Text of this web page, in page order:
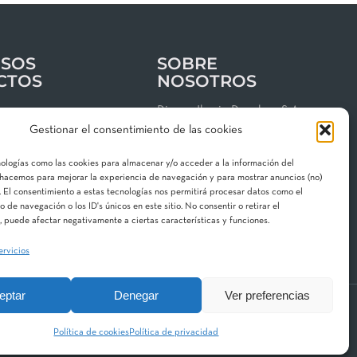
Gestionar el consentimiento de las cookies
como las cookies para almacenar y/o acceder a la información del
para mejorar la experiencia de navegación y para mostrar anuncios (no)
El consentimiento a estas tecnologías nos permitirá procesar datos como el
de navegación o los ID's únicos en este sitio. No consentir o retirar el
puede afectar negativamente a ciertas características y funciones.
Denegar Ver preferencias
Política de cookies Política de privacidad
privacidad
cookies
SOBRE
NOSOTROS
Riegos Iberia Regaber, S.A.
Grupo MAT Holding
08150 Parets del Vallès
Contacta con nosotros
Aquestia STF